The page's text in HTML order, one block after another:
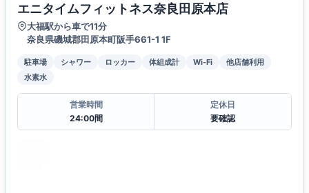
エニタイムフィットネス奈良田原本店
大福駅から車で11分
奈良県磯城郡田原本町阪手661-1 1F
駐車場 シャワー ロッカー 体組成計 Wi-Fi
他店舗利用
水素水
営業時間
24:00間
定休日
要確認